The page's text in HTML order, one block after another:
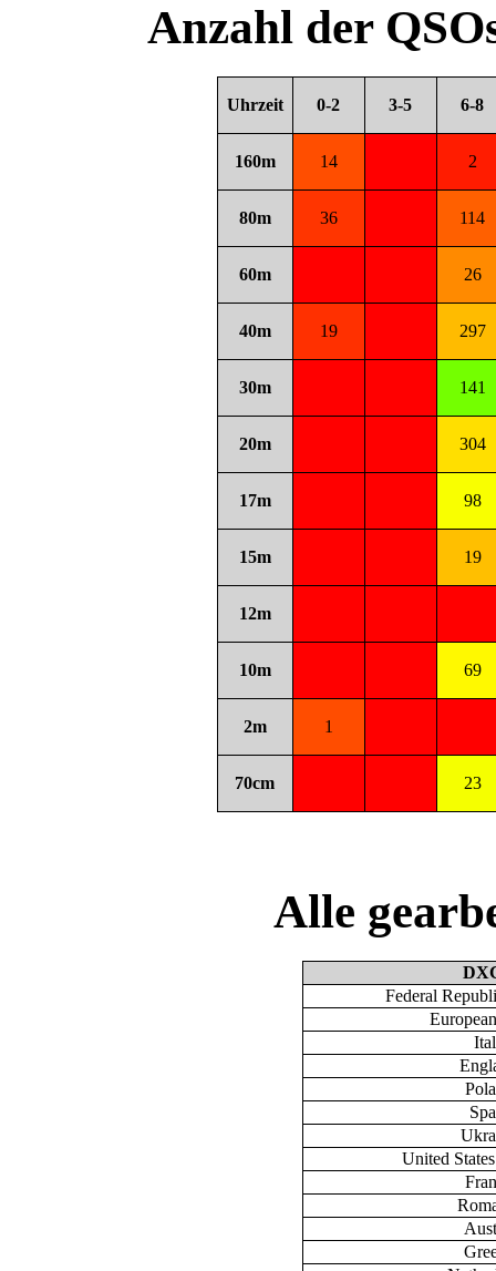
Anzahl der
Uhrzeit 0-2 3-5 6-8
160m 14 2
80m 36 114
60m 26
40m 19 297
30m 141
20m 304
17m 98
15m 19
12m
10m 69
2m 1
70cm 23
Alle
Federal
United